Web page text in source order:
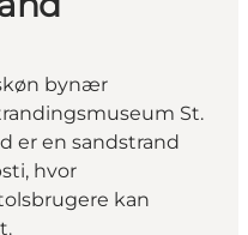
bynær
St.
er en sandstrand
hvor
kan